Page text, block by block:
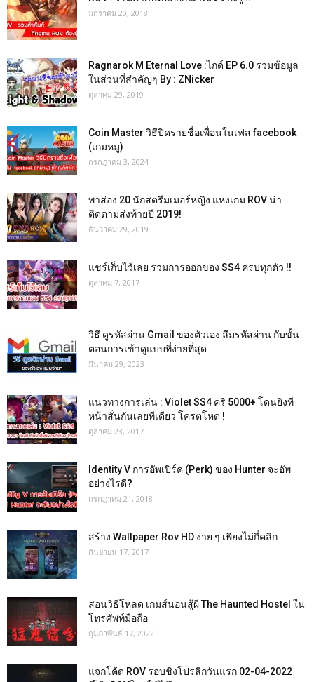
มกราคม 20, 2018
Ragnarok M Eternal Love :ไกด์ EP 6.0 รวมข้อมูล
ในส่วนที่สำคัญๆ By : ZNicker
ตุลาคม 29, 2019
Coin Master วิธีปิดรายชื่อเพื่อนในเฟส facebook
(เกมหมู)
กรกฎาคม 3, 2024
พาส่อง 20 นักสตรีมเมอร์หญิง แห่งเกม ROV น่า
ติดตามส่งท้ายปี 2019!
ธันวาคม 29, 2019
แชร์เก็บไว้เลย รวมการออกของ SS4 ครบทุกตัว !!
ตุลาคม 7, 2017
วิธี ดูรหัสผ่าน Gmail ของตัวเอง ลืมรหัสผ่าน กับขั้น
ตอนการเข้าดูแบบที่ง่ายที่สุด
มีนาคม 29, 2023
แนวทางการเล่น : Violet SS4 คริ 5000+ โดนยิงที
หน้าสั่นกันเลยทีเดียว โครตโหด !
ตุลาคม 23, 2017
Identity V การอัพเปิร์ค (Perk) ของ Hunter จะอัพ
อย่างไรดี?
กรกฎาคม 21, 2018
สร้าง Wallpaper Rov HD ง่าย ๆ เพียงไม่กี่คลิก
กันยายน 17, 2017
สอนวิธีโหลด เกมส์นอนสู้ผี The Haunted Hostel ใน
โทรศัพท์มือถือ
กุมภาพันธ์ 17, 2022
แจกโค้ด ROV รอบชิงโปรลีกวันแรก 02-04-2022